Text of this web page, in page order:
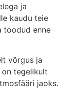
ja
kaudu teie
toodud enne
võrgus ja
tegelikult
jaoks.